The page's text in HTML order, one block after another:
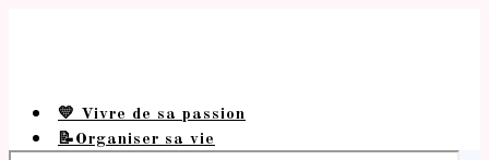
💛 Vivre de sa passion
📝Organiser sa vie